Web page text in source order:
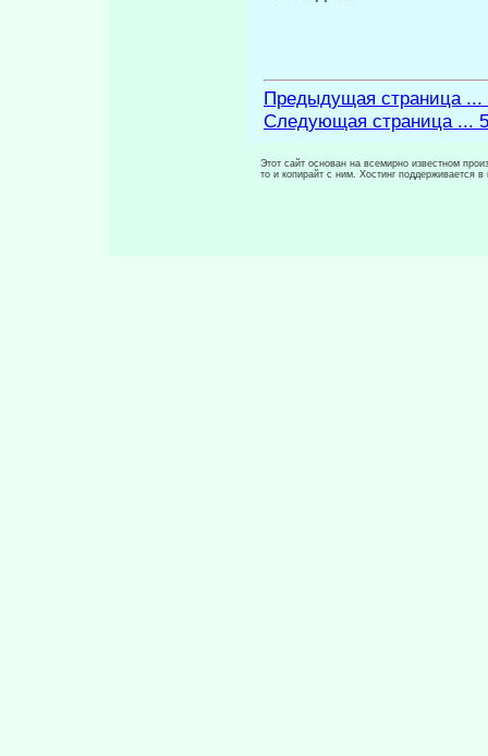
Предыдущая страница ...
Следующая страница ...
Этот сайт основан на всемирно известном
то и копирайт с ним. Хостинг поддерживается